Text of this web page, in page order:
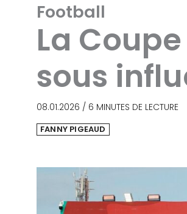
Football
La
sous
08.01.2026 / 6 MINUTES DE LECTURE
FANNY PIGEAUD